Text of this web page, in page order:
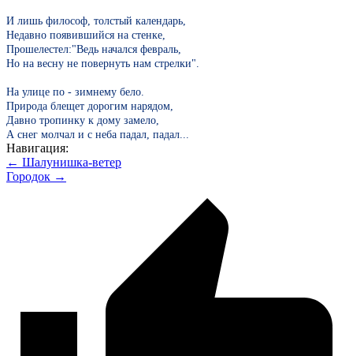
И лишь философ, толстый календарь,
Недавно появившийся на стенке,
Прошелестел:"Ведь начался февраль,
Но на весну не повернуть нам стрелки".
На улице по - зимнему бело.
Природа блещет дорогим нарядом,
Давно тропинку к дому замело,
А снег молчал и с неба падал, падал...
Навигация:
← Шалунишка-ветер
Городок →